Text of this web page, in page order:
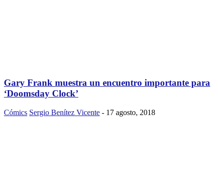
Gary Frank muestra un encuentro importante para
‘Doomsday Clock’
Cómics Sergio Benítez Vicente - 17 agosto, 2018